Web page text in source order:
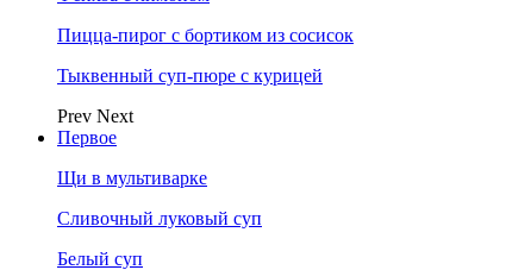
Пицца-пирог с бортиком из сосисок
Тыквенный суп-пюре с курицей
Prev Next
Первое
Щи в мультиварке
Сливочный луковый суп
Белый суп